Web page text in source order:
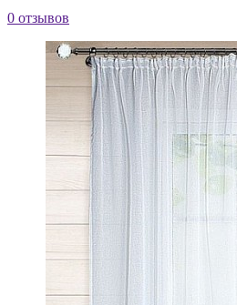
0 отзывов